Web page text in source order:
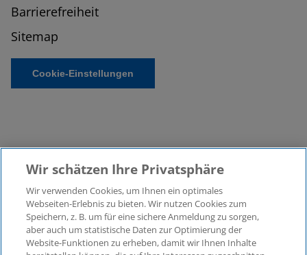
Barrierefreiheit
Sitemap
Cookie-Einstellungen
©2026 KPMG Law Rechtsanwaltsgesellschaft mbH,
assoziiert mit der KPMG AG
Wirtschaftsprüfungsgesellschaft, einer
Aktiengesellschaft nach deutschem Recht und ein
Wir schätzen Ihre Privatsphäre
Wir verwenden Cookies, um Ihnen ein optimales
Webseiten-Erlebnis zu bieten. Wir nutzen Cookies zum
Speichern, z. B. um für eine sichere Anmeldung zu sorgen,
aber auch um statistische Daten zur Optimierung der
Website-Funktionen zu erheben, damit wir Ihnen Inhalte